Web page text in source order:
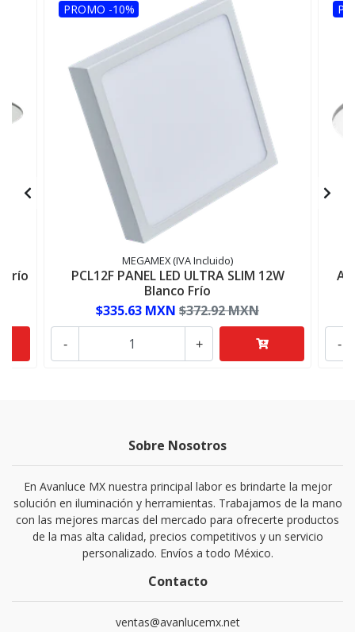
Frío
PROMO -10%
MEGAMEX (IVA Incluido)
PCL12F PANEL LED ULTRA SLIM 12W
Blanco Frío
$335.63 MXN $372.92 MXN
+
- -
Sobre Nosotros
En Avanluce MX nuestra principal labor es brindarte la mejor
solución en iluminación y herramientas. Trabajamos de la mano
con las mejores marcas del mercado para ofrecerte productos
de la mas alta calidad, precios competitivos y un servicio
personalizado. Envíos a todo México.
Contacto
ventas@avanlucemx.net